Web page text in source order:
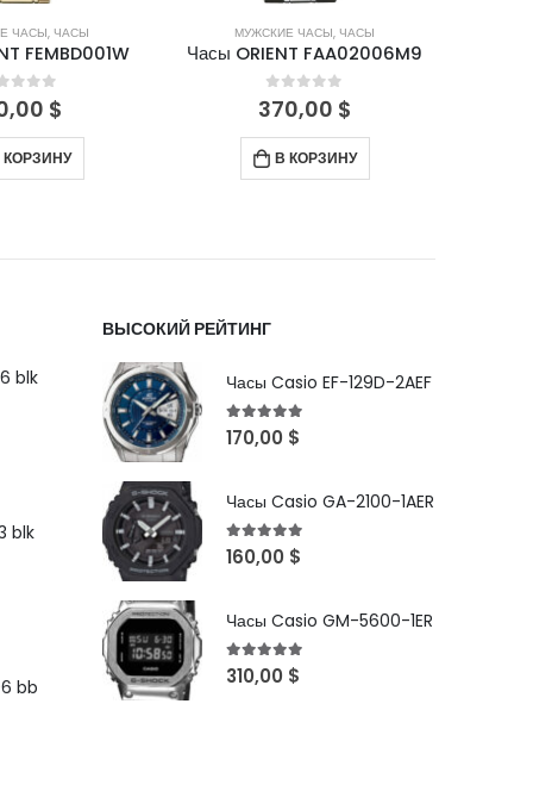
ЧАСЫ, ЧАСЫ
FEMBD001W
of 5
$
МУЖСКИЕ ЧАСЫ, ЧАСЫ
Часы ORIENT FAA02006M9
0out of 5
370,00 $
В КОРЗИНУ
blk
blk
bb
ВЫСОКИЙ РЕЙТИНГ
Часы Casio EF-129D-2AEF
5out of 5
170,00 $
Часы Casio GA-2100-1AER
5out of 5
160,00 $
Часы Casio GM-5600-1ER
5out of 5
310,00 $